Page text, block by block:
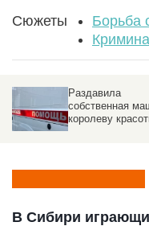
Сюжеты
Борьба
Жила в грудах
трехлетнюю
загрызли вши
В Сибири